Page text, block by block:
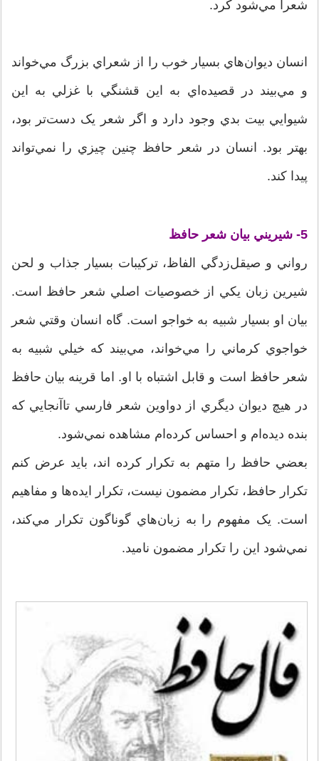
شعرا مي‌شود کرد.
انسان ديوان‌هاي بسيار خوب را از شعراي بزرگ مي‌خواند
و مي‌بيند در قصيده‌اي به اين قشنگي با غزلي به اين
شيوايي بيت بدي وجود دارد و اگر شعر يک دست‌تر بود،
بهتر بود. انسان در شعر حافظ چنين چيزي را نمي‌تواند
پيدا کند.
5- شيريني بيان
شعر حافظ
رواني و صيقل‌زدگي الفاظ، ترکيبات بسيار جذاب و لحن
شيرين زبان يکي از خصوصيات اصلي شعر حافظ است.
بيان او بسيار شبيه به خواجو است. گاه انسان وقتي شعر
خواجوي کرماني را مي‌خواند، مي‌بيند که خيلي شبيه به
شعر حافظ است و قابل اشتباه با او. اما قرينه بيان حافظ
در هيچ ديوان ديگري از دواوين شعر فارسي تاآنجايي که
بنده ديده‌ام و احساس کرده‌ام مشاهده نمي‌شود.
بعضي حافظ را متهم به تکرار کرده اند، بايد عرض کنم
تکرار حافظ، تکرار مضمون نيست، تکرار ايده‌ها و مفاهيم
است. يک مفهوم را به زبان‌هاي گوناگون تکرار مي‌کند،
نمي‌شود اين را تکرار مضمون ناميد.